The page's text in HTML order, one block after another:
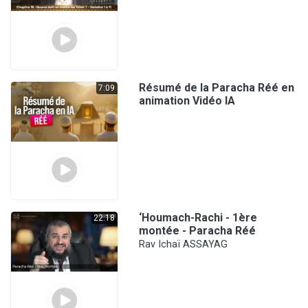
7:09
Résumé de la Paracha Réé en
animation Vidéo IA
22:18
‘Houmach-Rachi - 1ère
montée - Paracha Réé
Rav Ichaï ASSAYAG